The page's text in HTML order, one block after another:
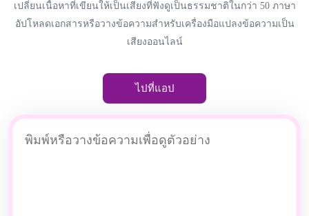
เปลี่ยนเนื้อหาที่เขียนให้เป็นเสียงที่ฟังดูเป็นธรรมชาติในกว่า 50 ภาษา
อัปโหลดเอกสารหรือวางข้อความสำหรับเครื่องมือแปลงข้อความเป็น
เสียงออนไลน์
ไปที่แอป